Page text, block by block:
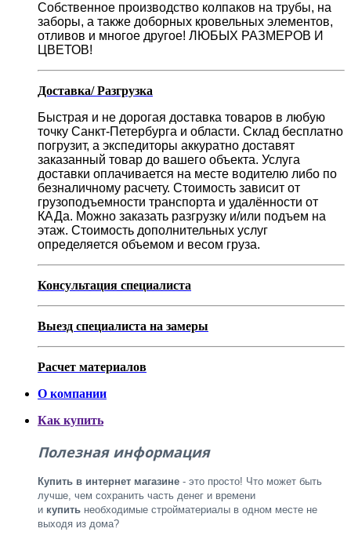
Собственное производство колпаков на трубы, на
заборы, а также доборных кровельных элементов,
отливов и многое другое! ЛЮБЫХ РАЗМЕРОВ И
ЦВЕТОВ!
Доставка/ Разгрузка
Быстрая и не дорогая доставка товаров в любую
точку Санкт-Петербурга и области. Склад бесплатно
погрузит, а экспедиторы аккуратно доставят
заказанный товар до вашего объекта. Услуга
доставки оплачивается на месте водителю либо по
безналичному расчету. Стоимость зависит от
грузоподъемности транспорта и удалённости от
КАДа. Можно заказать разгрузку и/или подъем на
этаж. Стоимость дополнительных услуг
определяется объемом и весом груза.
Консультация специалиста
Выезд специалиста на замеры
Расчет материалов
О компании
Как купить
Полезная информация
Купить в интернет магазине - это просто! Что может быть
лучше, чем сохранить часть денег и времени
и купить необходимые стройматериалы в одном месте не
выходя из дома?